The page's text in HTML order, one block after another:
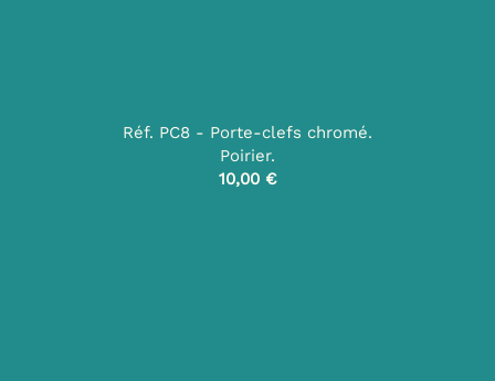
Réf. PC8 - Porte-clefs chromé.
Poirier.
10,00 €